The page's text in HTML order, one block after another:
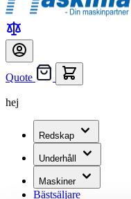
Quote
hej
Redskap
Underhåll
Maskiner
Bästsäljare